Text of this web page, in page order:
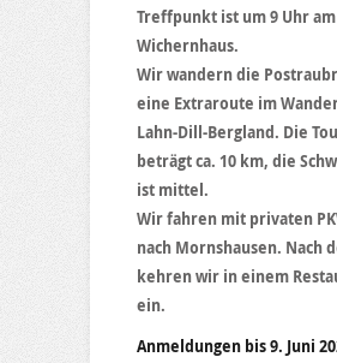
Treffpunkt ist um 9 Uhr am
Wichernhaus.
Wir wandern die
eine Extraroute im
Lahn-Dill-Bergland. Die
beträgt ca. 10 km, die
ist mittel.
Wir fahren mit privaten
nach Mornshausen. Nach
kehren wir in einem
ein.
Anmeldungen bis 9. Juni